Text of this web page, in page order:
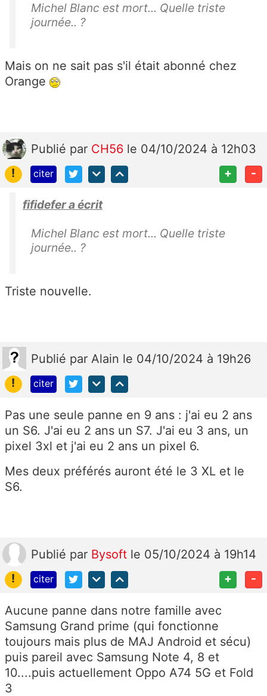
Michel Blanc est mort... Quelle triste
journée.. ?
Mais on ne sait pas s'il était abonné chez
Orange
Publié par CH56 le 04/10/2024 à 12h03
!
citer + -
fifidefer a écrit
Michel Blanc est mort... Quelle triste
journée.. ?
Triste nouvelle.
Publié par Alain le 04/10/2024 à 19h26
!
citer
Pas une seule panne en 9 ans : j'ai eu 2 ans
un S6. J'ai eu 2 ans un S7. J'ai eu 3 ans, un
pixel 3xl et j'ai eu 2 ans un pixel 6.
Mes deux préférés auront été le 3 XL et le
S6.
Publié par Bysoft le 05/10/2024 à 19h14
!
citer + -
Aucune panne dans notre famille avec
Samsung Grand prime (qui fonctionne
toujours mais plus de MAJ Android et sécu)
puis pareil avec Samsung Note 4, 8 et
10....puis actuellement Oppo A74 5G et Fold
3